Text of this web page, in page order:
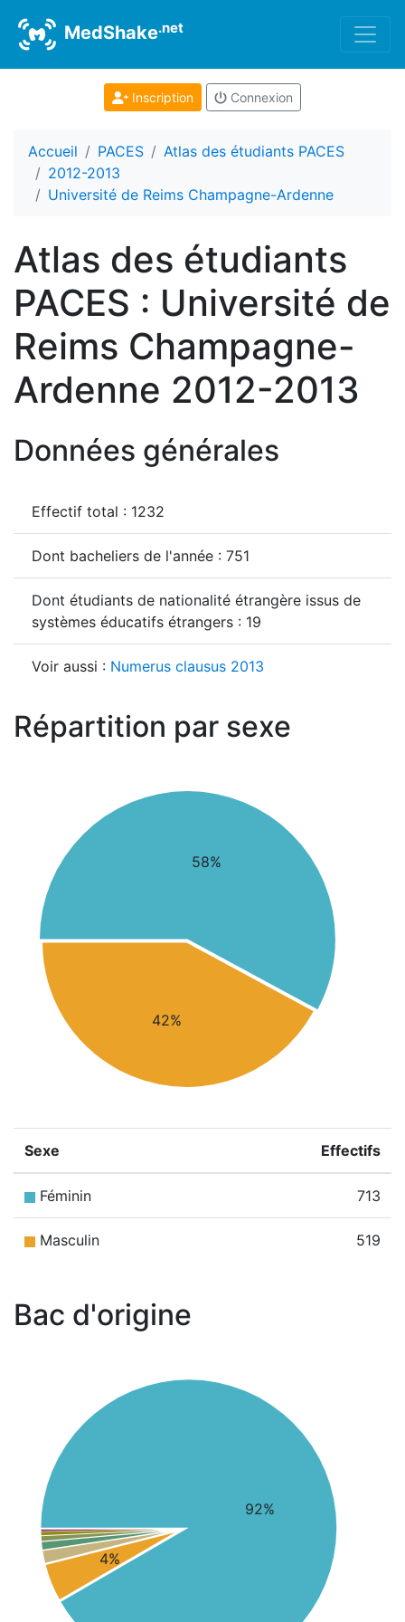
MedShake.net
Inscription Connexion
Accueil PACES
Atlas des étudiants PACES
2012-2013
Université de Reims Champagne-Ardenne
Atlas des étudiants
PACES : Université de
Reims Champagne-
Ardenne 2012-2013
Données générales
Effectif total : 1232
Dont bacheliers de l'année : 751
Dont étudiants de nationalité étrangère issus de
systèmes éducatifs étrangers : 19
Voir aussi : Numerus clausus 2013
Répartition par sexe
58%
42%
Sexe Effectifs
Féminin 713
Masculin 519
Bac d'origine
92%
4%